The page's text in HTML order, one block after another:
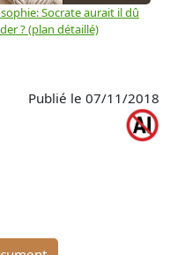
Socrate aurait il dû
? (plan détaillé)
Publié le 07/11/2018